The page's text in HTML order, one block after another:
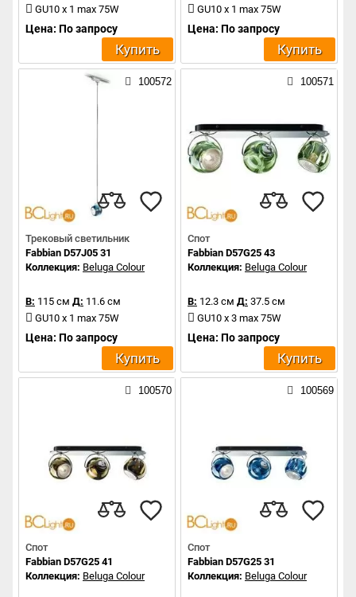
GU10 x 1 max 75W
Цена: По запросу
Купить
GU10 x 1 max 75W
Цена: По запросу
Купить
100572
Трековый светильник
Fabbian D57J05 31
Коллекция: Beluga Colour
В: 115 см Д: 11.6 см
GU10 x 1 max 75W
Цена: По запросу
Купить
100571
Спот
Fabbian D57G25 43
Коллекция: Beluga Colour
В: 12.3 см Д: 37.5 см
GU10 x 3 max 75W
Цена: По запросу
Купить
100570
Спот
Fabbian D57G25 41
Коллекция: Beluga Colour
100569
Спот
Fabbian D57G25 31
Коллекция: Beluga Colour